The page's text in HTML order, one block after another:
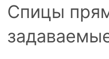
Спицы